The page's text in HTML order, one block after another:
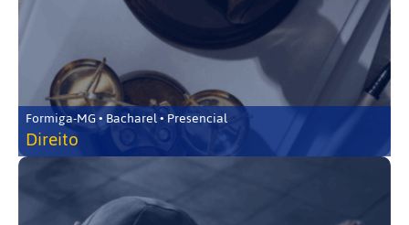
Formiga-MG • Bacharel • Presencial
Direito